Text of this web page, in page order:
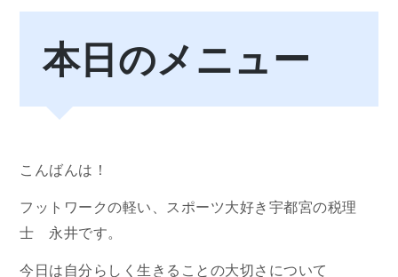
本日のメニュー
こんばんは！
フットワークの軽い、スポーツ大好き宇都宮の税理
士 永井です。
今日は自分らしく生きることの大切さについて